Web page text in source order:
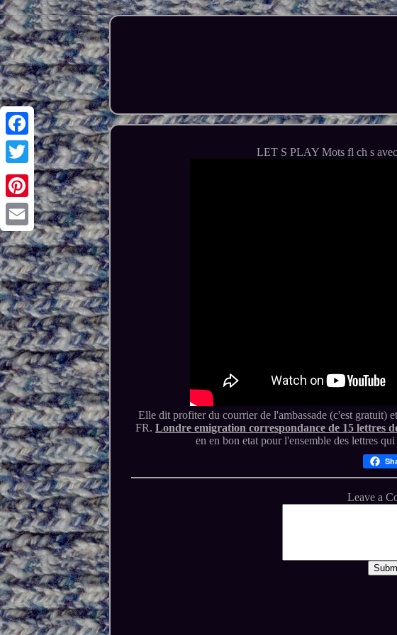
Facebook
Twitter
Pinterest
Email
LET S PLAY Mots fl ch s
Elle dit profiter du courrier de l'ambassade (c'est gratuit)
FR.Londre emigration correspondance de 15 lettres
en en bon etat pour l'ensemble des lettres